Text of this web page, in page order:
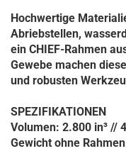
Hochwertige
Abriebstellen,
ein CHIEF-Rahmen
Gewebe machen
und robusten
SPEZIFIKATIONEN
Volumen: 2.800 in³ //
Gewicht ohne